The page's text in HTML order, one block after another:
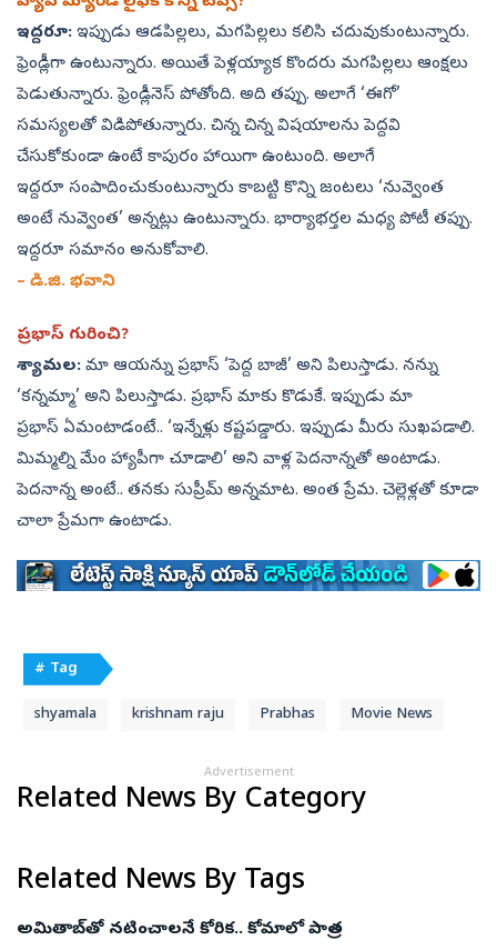
ఇద్దరూ: ఇప్పుడు ఆడపిల్లలు, మగపిల్లలు కలిసి చదువుకుంటున్నారు.
ఫ్రెండ్లీగా ఉంటున్నారు. అయితే పెళ్లయ్యాక కొందరు మగపిల్లలు ఆంక్షలు
పెడుతున్నారు. ఫ్రెండ్లీనెస్‌ పోతోంది. అది తప్పు. అలాగే ‘ఈగో’
సమస్యలతో విడిపోతున్నారు. చిన్న చిన్న విషయాలను పెద్దవి
చేసుకోకుండా ఉంటే కాపురం హాయిగా ఉంటుంది. అలాగే
ఇద్దరూ సంపాదించుకుంటున్నారు కాబట్టి కొన్ని జంటలు ‘నువ్వెంత
అంటే నువ్వెంత’ అన్నట్లు ఉంటున్నారు. భార్యాభర్తల మధ్య పోటీ తప్పు.
ఇద్దరూ సమానం అనుకోవాలి.
– డి.జి. భవాని
ప్రభాస్‌ గురించి?
శ్యామల: మా ఆయన్ను ప్రభాస్‌ ‘పెద్ద బాజీ’ అని పిలుస్తాడు. నన్ను
‘కన్నమ్మా’ అని పిలుస్తాడు. ప్రభాస్‌ మాకు కొడుకే. ఇప్పుడు మా
ప్రభాస్‌ ఏమంటాడంటే.. ‘ఇన్నేళ్లు కష్టపడ్డారు. ఇప్పుడు మీరు సుఖపడాలి.
మిమ్మల్ని మేం హ్యాపీగా చూడాలి’ అని వాళ్ల పెదనాన్నతో అంటాడు.
పెదనాన్న అంటే.. తనకు సుప్రీమ్‌ అన్నమాట. అంత ప్రేమ. చెల్లెళ్లతో కూడా
చాలా ప్రేమగా ఉంటాడు.
# Tag
shyamala krishnam raju Prabhas Movie News
Advertisement
Related News By Category
Related News By Tags
అమితాబ్‌తో నటించాలనే కోరిక.. కోమాలో పాత్ర